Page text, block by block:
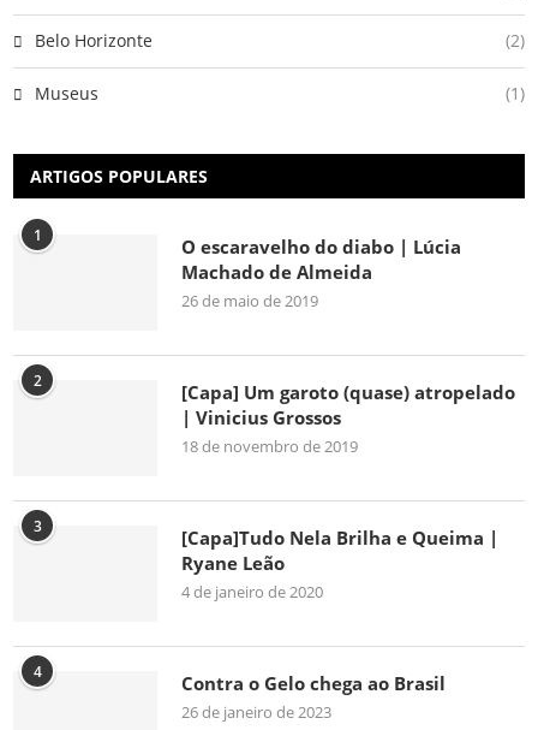
Belo Horizonte (2)
Museus (1)
ARTIGOS POPULARES
1
O escaravelho do diabo | Lúcia
Machado de Almeida
26 de maio de 2019
2
[Capa] Um garoto (quase) atropelado
| Vinicius Grossos
18 de novembro de 2019
3
[Capa]Tudo Nela Brilha e Queima |
Ryane Leão
4 de janeiro de 2020
4 Contra o Gelo chega ao Brasil
26 de janeiro de 2023